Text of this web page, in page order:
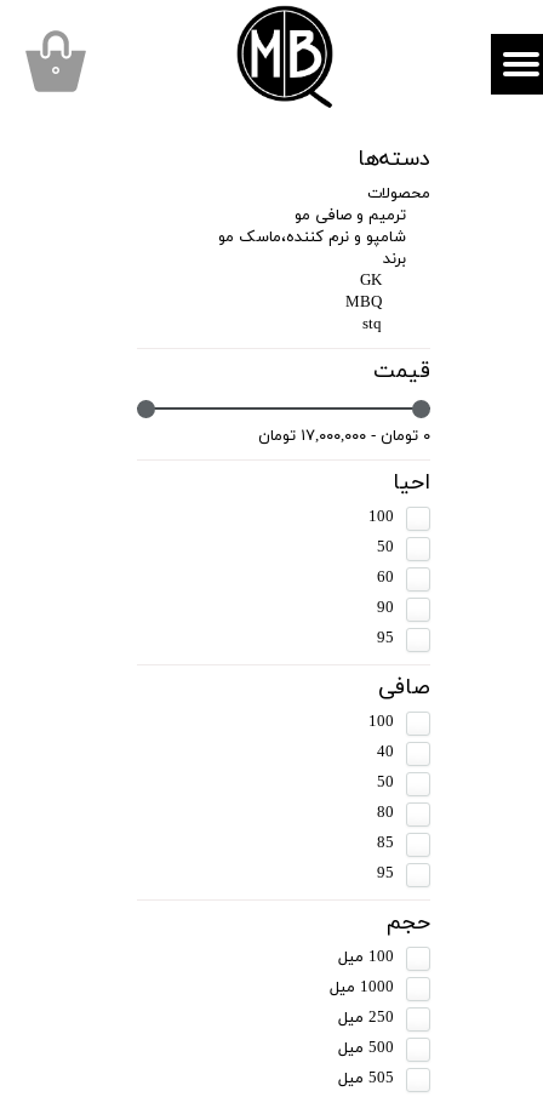
۰
دسته‌ها
محصولات
ترمیم و صافی مو
شامپو و نرم کننده،ماسک مو
برند
GK
MBQ
stq
قیمت
۰ تومان - ۱۷,۰۰۰,۰۰۰ تومان
احیا
100
50
60
90
95
صافی
100
40
50
80
85
95
حجم
100 میل
1000 میل
250 میل
500 میل
505 میل